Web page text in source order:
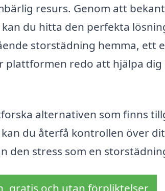
resurs. Genom att
du hitta den perfekta
storstädning hemma, ett
plattformen redo att hjälpa
alternativen som finns
du återfå kontrollen över
den stress som en
gratis och utan förpliktelser